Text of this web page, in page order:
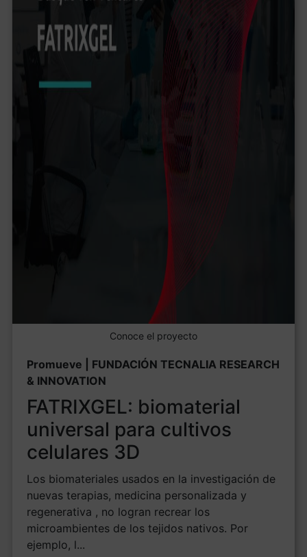
Conoce el proyecto
Promueve | FUNDACIÓN TECNALIA RESEARCH
& INNOVATION
FATRIXGEL: biomaterial
universal para cultivos
celulares 3D
Los biomateriales usados en la investigación de
nuevas terapias, medicina personalizada y
regenerativa , no logran recrear los
microambientes de los tejidos nativos. Por
ejemplo, l...